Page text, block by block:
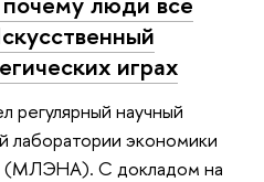
играх
регулярный научный
экономики
(МЛЭНА). С докладом на